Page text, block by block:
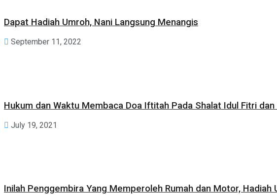
Dapat Hadiah Umroh, Nani Langsung Menangis
September 11, 2022
Hukum dan Waktu Membaca Doa Iftitah Pada Shalat Idul Fitri dan
July 19, 2021
Inilah Penggembira Yang Memperoleh Rumah dan Motor,